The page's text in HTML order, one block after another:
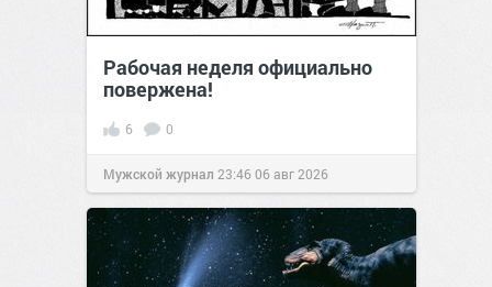
Рабочая неделя официально
повержена!
6 0
Мужской журнал 23:4606 авг 2026